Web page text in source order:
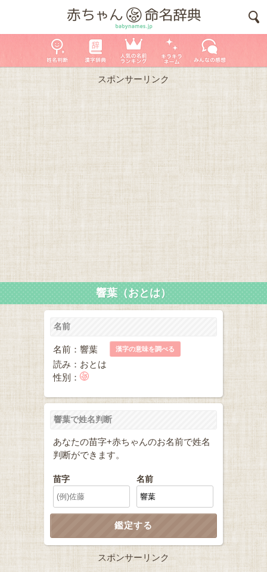
スポンサーリンク
響葉（おとは）
名前
名前：響葉 漢字の意味を調べる
読み：おとは
性別：
響葉で姓名判断
あなたの苗字+赤ちゃんのお名前で姓名
判断ができます。
苗字 名前
スポンサーリンク